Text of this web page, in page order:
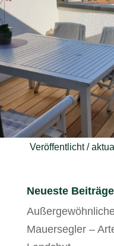
Veröffentlicht /
Neueste Beiträge
Mauersegler –